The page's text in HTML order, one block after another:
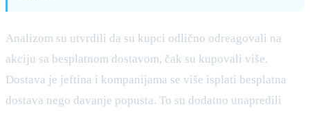
Analizom su utvrdili da su kupci odlično odreagovali na
akciju sa besplatnom dostavom, čak su kupovali više.
Dostava je jeftina i kompanijama se više isplati besplatna
dostava nego davanje popusta. To su dodatno unapredili